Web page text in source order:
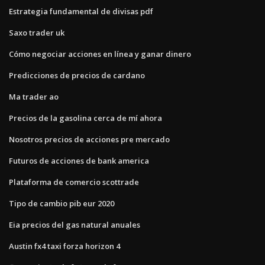
Estrategia fundamental de divisas pdf
Saxo trader uk
Cómo negociar acciones en línea y ganar dinero
Predicciones de precios de cardano
Ma trader ao
Precios de la gasolina cerca de mí ahora
Nosotros precios de acciones pre mercado
Futuros de acciones de bank america
Plataforma de comercio scottrade
Tipo de cambio pib eur 2020
Eia precios del gas natural anuales
Austin fx4 taxi forza horizon 4